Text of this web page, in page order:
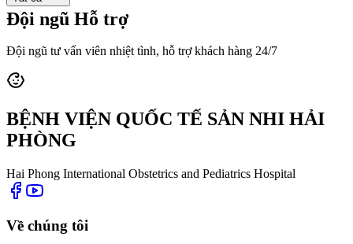
Đội ngũ Hỗ trợ
Đội ngũ tư vấn viên nhiệt tình, hỗ trợ khách hàng 24/7
BỆNH VIỆN QUỐC TẾ SẢN NHI HẢI
PHÒNG
Hai Phong International Obstetrics and Pediatrics Hospital
Về chúng tôi